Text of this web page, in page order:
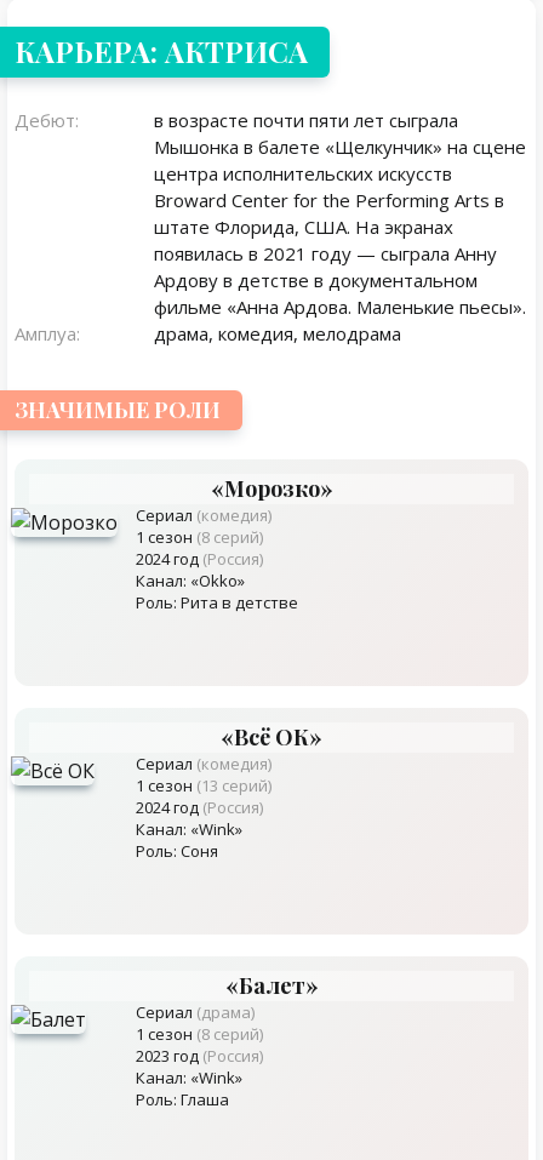
КАРЬЕРА: АКТРИСА
Дебют:
в возрасте почти пяти лет сыграла
Мышонка в балете «Щелкунчик» на сцене
центра исполнительских искусств
Broward Center for the Performing Arts в
штате Флорида, США. На экранах
появилась в 2021 году — сыграла Анну
Ардову в детстве в документальном
фильме «Анна Ардова. Маленькие пьесы».
Амплуа:
драма, комедия, мелодрама
ЗНАЧИМЫЕ РОЛИ
«Морозко»
Сериал (комедия)
1 сезон (8 серий)
2024 год (Россия)
Канал: «Okko»
Роль: Рита в детстве
«Всё ОК»
Сериал (комедия)
1 сезон (13 серий)
2024 год (Россия)
Канал: «Wink»
Роль: Соня
«Балет»
Сериал (драма)
1 сезон (8 серий)
2023 год (Россия)
Канал: «Wink»
Роль: Глаша